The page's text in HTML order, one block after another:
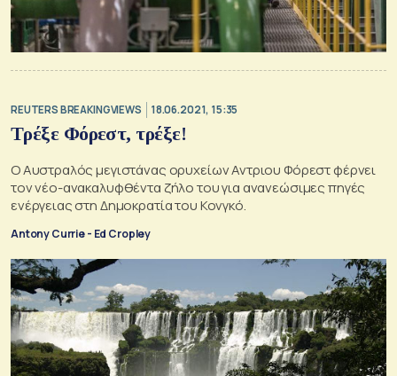
REUTERS BREAKINGVIEWS 18.06.2021, 15:35
Τρέξε Φόρεστ, τρέξε!
Ο Αυστραλός μεγιστάνας ορυχείων Αντριου Φόρεστ φέρνει
τον νέο-ανακαλυφθέντα ζήλο του για ανανεώσιμες πηγές
ενέργειας στη Δημοκρατία του Κονγκό.
Antony Currie - Ed Cropley